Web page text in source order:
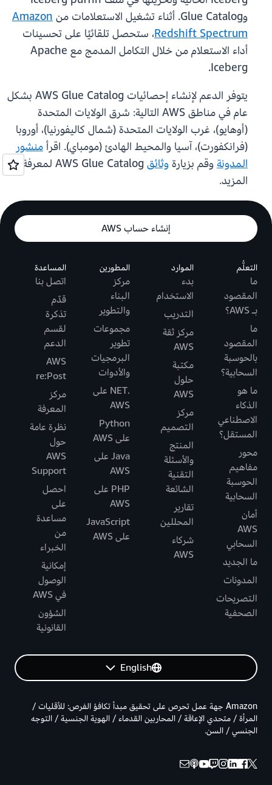
وGlue Catalog. أثناء تشغيل الاستعلامات من
Amazon
Redshift Spectrum، ستحصل تلقائيًا على تحسينات
أداء الاستعلام من خلال التكامل المدمج مع Apache
Iceberg.
يتوفر الدعم لإنشاء إحصائيات AWS Glue Catalog بشكل
عام في مناطق AWS التالية: شرق الولايات المتحدة
(أوهايو)، غرب الولايات المتحدة (شمال كاليفورنيا)، أوروبا
(فرانكفورت)، آسيا والمحيط الهادئ (مومباي). اقرأمنشور
المدونةوقم بزيارةوثائق
AWS Glue Catalog لمعرفة
المزيد.
إنشاء حساب AWS
التعلُّم
ما
المقصود
بـ AWS؟
ما
المقصود
بالحوسبة
السحابية؟
ما هو
الذكاء
الاصطناعي
المستقل؟
محور
مفاهيم
الحوسبة
السحابية
أمان
AWS
السحابي
ما الجديد
المدونات
التصريحات
الصحفية
الموارد
بدء
الاستخدام
التدريب
مركز ثقة
AWS
مكتبة
حلول
AWS
مركز
التصميم
المنتج
والأسئلة
التقنية
الشائعة
تقارير
المحللين
شركاء
AWS
المطورين
مركز
البناء
والتطوير
مجموعات
تطوير
البرمجيات
والأدوات
.NET على
AWS
Python
على AWS
Java على
AWS
PHP على
AWS
JavaScript
على AWS
المساعدة
اتصل بنا
قدّم
تذكرة
لقسم
الدعم
AWS
re:Post
مركز
المعرفة
نظرة عامة
حول
AWS
Support
احصل
على
مساعدة
من
الخبراء
إمكانية
الوصول
في AWS
الشؤون
القانونية
English
Amazon جهة عمل تحرص على تحقيق مبدأ تكافؤ الفرص: للأقليات /
المرأة / متحدي الإعاقة / المحاربين القدماء / الهوية الجنسية / التوجه
الجنسي / السن.